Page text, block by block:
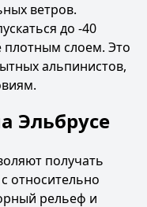
ветров.
до -40
плотным слоем. Это
альпинистов,
Эльбрусе
получать
относительно
рельеф и